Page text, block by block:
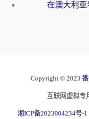
Copyright © 2023
互联网虚拟专
湘ICP备2023004234号-1